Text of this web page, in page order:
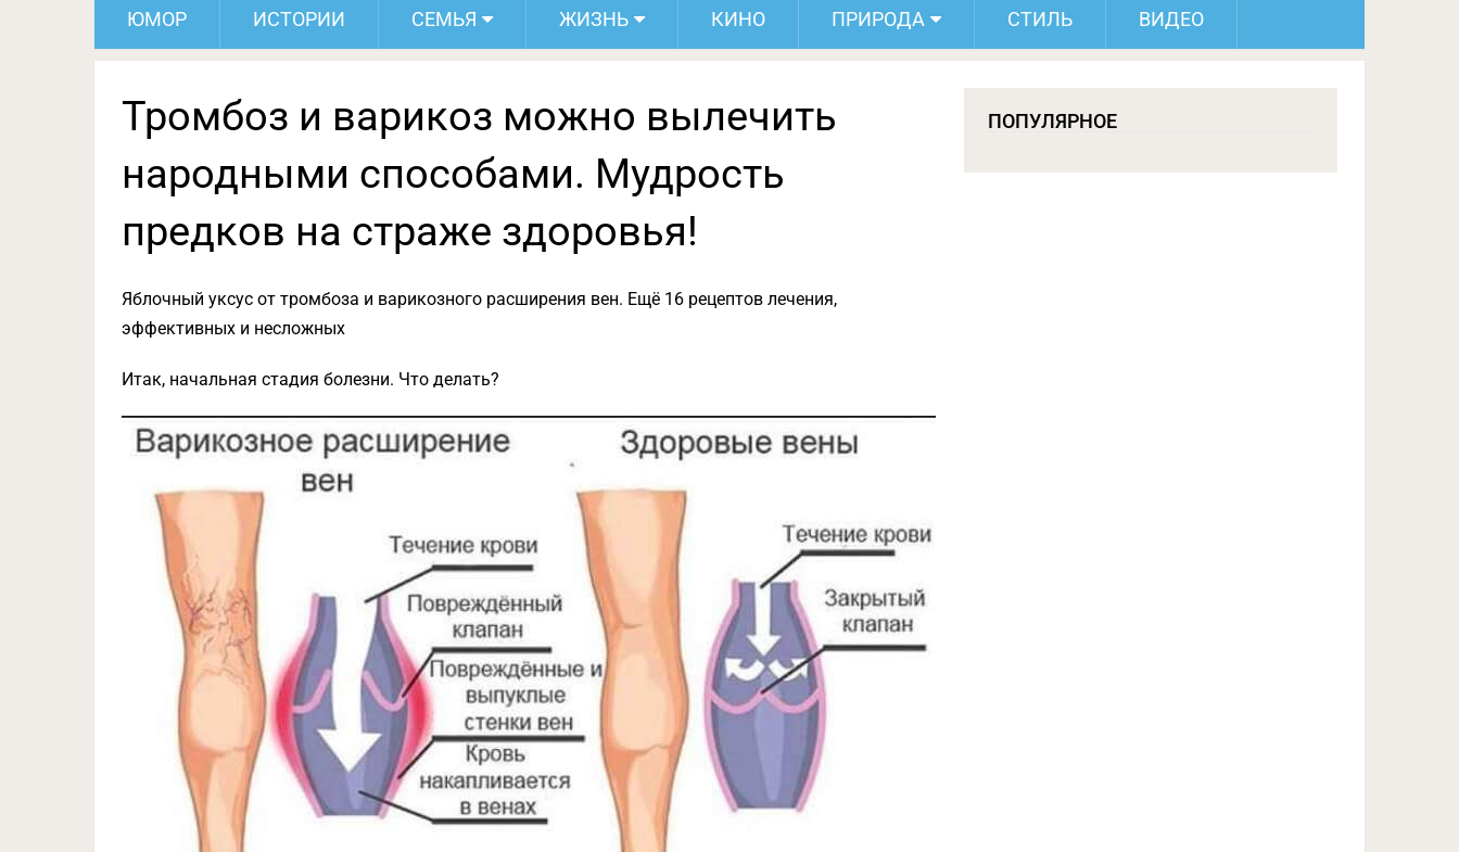
ЮМОР ИСТОРИИ СЕМЬЯ ЖИЗНЬ КИНО ПРИРОДА СТИЛЬ ВИДЕО
Тромбоз и варикоз можно вылечить
народными способами. Мудрость
предков на страже здоровья!
Яблочный уксус от тромбоза и варикозного расширения вен. Ещё 16 рецептов лечения,
эффективных и несложных
Итак, начальная стадия болезни. Что делать?
ПОПУЛЯРНОЕ